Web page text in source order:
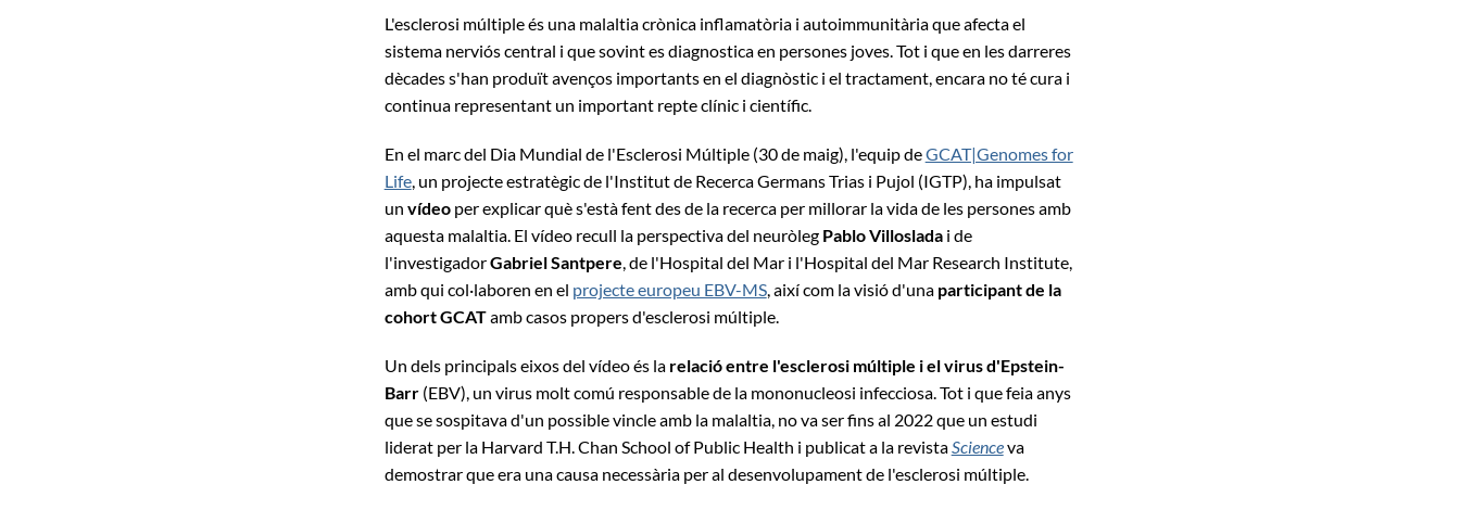
L'esclerosi múltiple és una malaltia crònica inflamatòria i autoimmunitària que afecta el
sistema nerviós central i que sovint es diagnostica en persones joves. Tot i que en les darreres
dècades s'han produït avenços importants en el diagnòstic i el tractament, encara no té cura i
continua representant un important repte clínic i científic.
En el marc del Dia Mundial de l'Esclerosi Múltiple (30 de maig), l'equip deGCAT|Genomes for
Life, un projecte estratègic de l'Institut de Recerca Germans Trias i Pujol (IGTP), ha impulsat
un vídeoper explicar què s'està fent des de la recerca per millorar la vida de les persones amb
aquesta malaltia. El vídeo recull la perspectiva del neuròleg Pablo Villosladai de
l'investigadorGabriel Santpere , de l'Hospital del Mar i l'Hospital del Mar Research Institute,
amb qui col·laboren en el projecte europeu EBV-MS, així com la visió d'una participant de la
cohort GCATamb casos propers d'esclerosi múltiple.
Un dels principals eixos del vídeo és la relació entre l'esclerosi múltiple i el virus d'Epstein-
Barr(EBV), un virus molt comú responsable de la mononucleosi infecciosa. Tot i que feia anys
que se sospitava d'un possible vincle amb la malaltia, no va ser fins al 2022 que un estudi
liderat per la Harvard T.H. Chan School of Public Health i publicat a la revista Scienceva
demostrar que era una causa necessària per al desenvolupament de l'esclerosi múltiple.